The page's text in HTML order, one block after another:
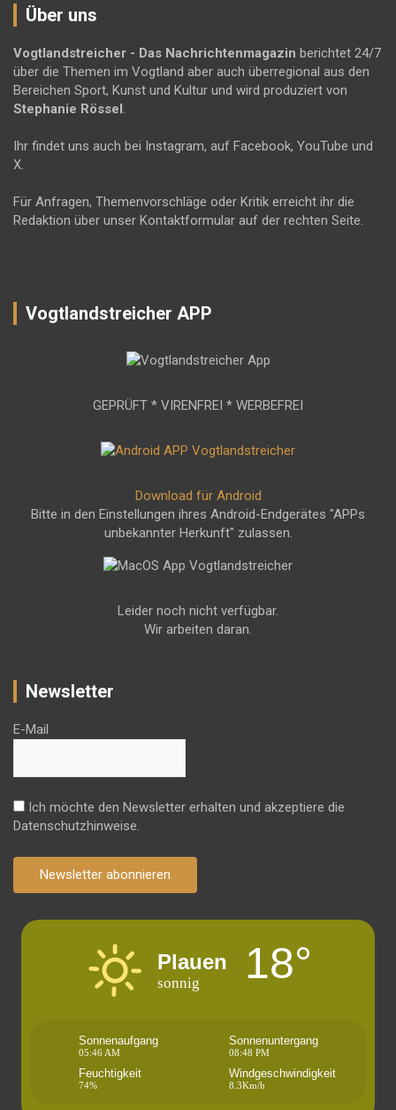
Über uns
Vogtlandstreicher - Das Nachrichtenmagazin berichtet 24/7
über die Themen im Vogtland aber auch überregional aus den
Bereichen Sport, Kunst und Kultur und wird produziert von
Stephanie Rössel.
Ihr findet uns auch bei Instagram, auf Facebook, YouTube und
X.
Für Anfragen, Themenvorschläge oder Kritik erreicht ihr die
Redaktion über unser Kontaktformular auf der rechten Seite.
Vogtlandstreicher APP
GEPRÜFT * VIRENFREI * WERBEFREI
Download für Android
Bitte in den Einstellungen ihres Android-Endgerätes "APPs
unbekannter Herkunft" zulassen.
Leider noch nicht verfügbar.
Wir arbeiten daran.
Newsletter
E-Mail
Ich möchte den Newsletter erhalten und akzeptiere die
Datenschutzhinweise.
Newsletter abonnieren
Plauen
sonnig 18°
Sonnenaufgang
05:46 AM
Sonnenuntergang
08:48 PM
Feuchtigkeit
74%
Windgeschwindigkeit
8.3Km/h